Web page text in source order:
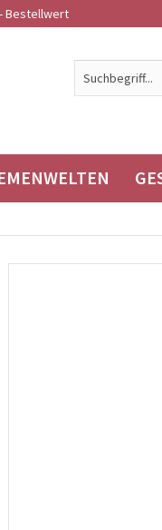
Bestellwert